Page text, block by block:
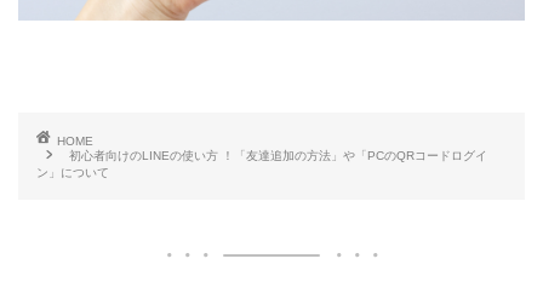
HOME
初心者向けのLINEの使い方 ！「友達追加の方法」や「PCのQRコードログイ
ン」について